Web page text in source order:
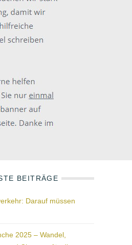
BEITRÄGE
Darauf müssen
2025 – Wandel,